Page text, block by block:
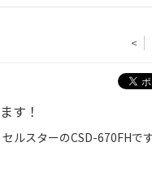
<
す！